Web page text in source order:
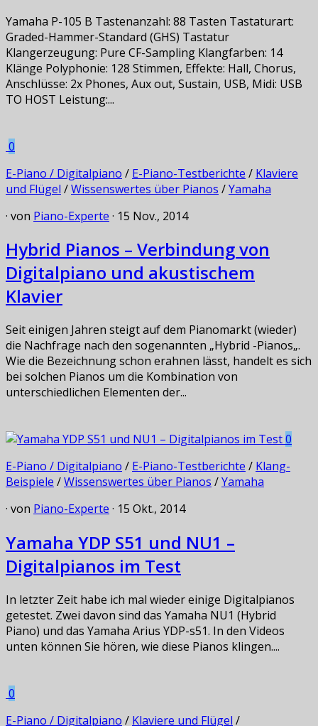
Yamaha P-105 B Tastenanzahl: 88 Tasten Tastaturart:
Graded-Hammer-Standard (GHS) Tastatur
Klangerzeugung: Pure CF-Sampling Klangfarben: 14
Klänge Polyphonie: 128 Stimmen, Effekte: Hall, Chorus,
Anschlüsse: 2x Phones, Aux out, Sustain, USB, Midi: USB
TO HOST Leistung:...
0
E-Piano / Digitalpiano / E-Piano-Testberichte / Klaviere
und Flügel /Wissenswertes über Pianos /Yamaha
· von Piano-Experte · 15 Nov., 2014
Hybrid Pianos – Verbindung von
Digitalpiano und akustischem
Klavier
Seit einigen Jahren steigt auf dem Pianomarkt (wieder)
die Nachfrage nach den sogenannten „Hybrid -Pianos„.
Wie die Bezeichnung schon erahnen lässt, handelt es sich
bei solchen Pianos um die Kombination von
unterschiedlichen Elementen der...
0
E-Piano / Digitalpiano / E-Piano-Testberichte / Klang-
Beispiele /Wissenswertes über Pianos /Yamaha
· von Piano-Experte · 15 Okt., 2014
Yamaha YDP S51 und NU1 –
Digitalpianos im Test
In letzter Zeit habe ich mal wieder einige Digitalpianos
getestet. Zwei davon sind das Yamaha NU1 (Hybrid
Piano) und das Yamaha Arius YDP-s51. In den Videos
unten können Sie hören, wie diese Pianos klingen....
0
E-Piano / Digitalpiano / Klaviere und Flügel /